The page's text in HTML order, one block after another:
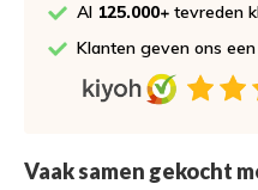
Al 125.000+ tevreden
Klanten geven ons een
Vaak samen gekocht